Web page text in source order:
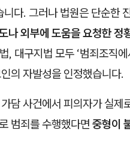
니다. 그러나 법원은 단순한
나 외부에 도움을 요청한 정
, 대구지법 모두 ‘범죄조직
의 자발성을 인정했습니다.
담 사건에서 피의자가 실제
범죄를 수행했다면 중형이